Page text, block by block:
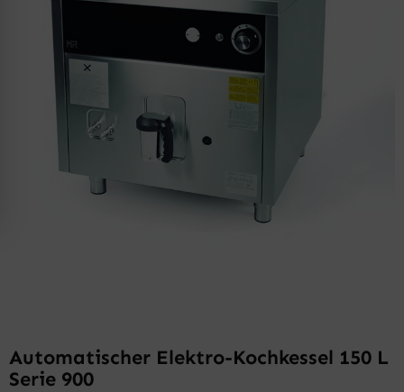
Automatischer Elektro-Kochkessel 150 L
Serie 900